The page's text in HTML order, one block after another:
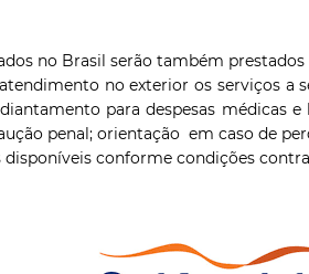
no Brasil serão também
no exterior os serviços a
para despesas médicas
penal; orientação em caso de
disponíveis conforme condições